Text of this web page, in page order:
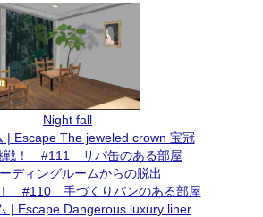
Night fall
| Escape The jeweled crown 宝冠
戦！ #111 サバ缶のある部屋
ーディングルームからの脱出
#110 手づくりパンのある部屋
| Escape Dangerous luxury liner